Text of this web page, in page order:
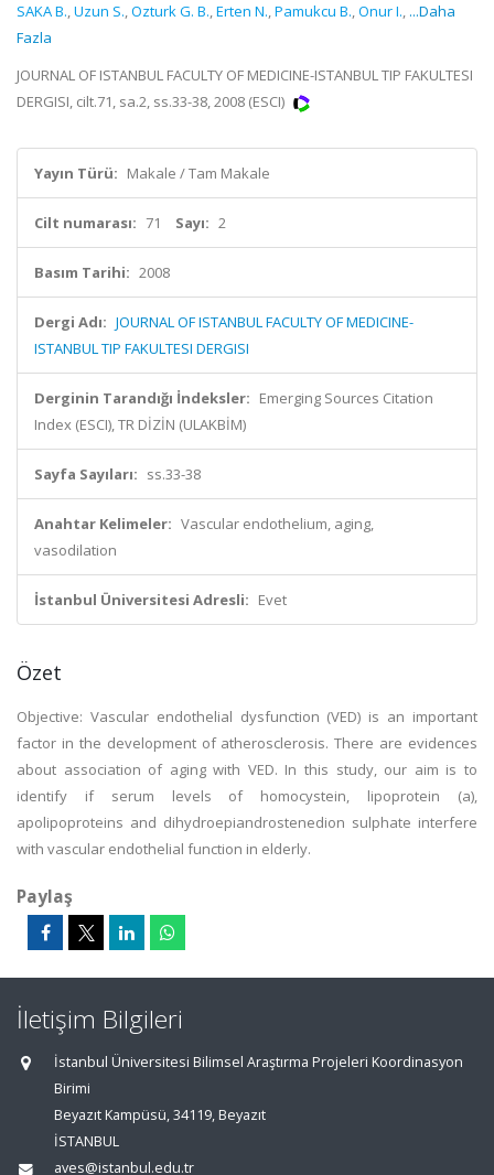
SAKA B.,Uzun S.,Ozturk G. B.,Erten N.,Pamukcu B.,Onur I., ...Daha
Fazla
JOURNAL OF ISTANBUL FACULTY OF MEDICINE-ISTANBUL TIP FAKULTESI
DERGISI, cilt.71, sa.2, ss.33-38, 2008 (ESCI)
Yayın Türü: Makale / Tam Makale
Cilt numarası: 71 Sayı: 2
Basım Tarihi: 2008
Dergi Adı: JOURNAL OF ISTANBUL FACULTY OF MEDICINE-
ISTANBUL TIP FAKULTESI DERGISI
Derginin Tarandığı İndeksler: Emerging Sources Citation
Index (ESCI), TR DİZİN (ULAKBİM)
Sayfa Sayıları: ss.33-38
Anahtar Kelimeler: Vascular endothelium, aging,
vasodilation
İstanbul Üniversitesi Adresli: Evet
Özet
Objective: Vascular endothelial dysfunction (VED) is an important
factor in the development of atherosclerosis. There are evidences
about association of aging with VED. In this study, our aim is to
identify if serum levels of homocystein, lipoprotein (a),
apolipoproteins and dihydroepiandrostenedion sulphate interfere
with vascular endothelial function in elderly.
Paylaş
İletişim Bilgileri
İstanbul Üniversitesi Bilimsel Araştırma Projeleri Koordinasyon
Birimi
Beyazıt Kampüsü, 34119, Beyazıt
İSTANBUL
aves@istanbul.edu.tr